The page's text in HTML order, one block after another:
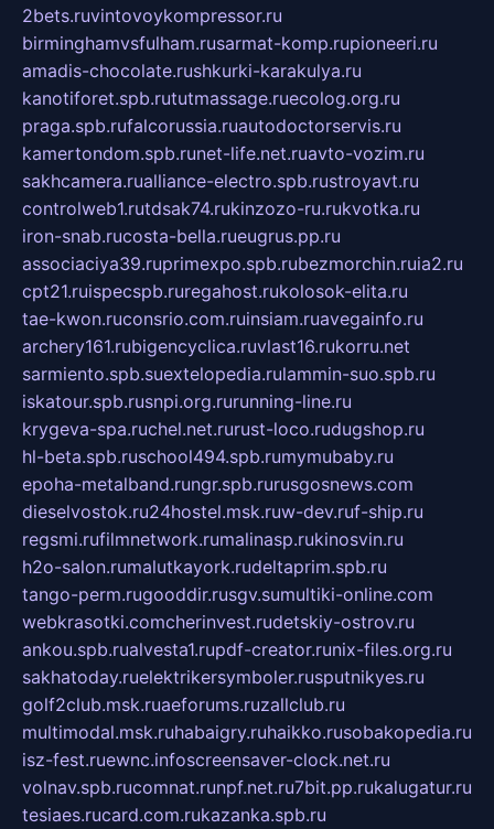
2bets.ruvintovoykompressor.ru
birminghamvsfulham.rusarmat-komp.rupioneeri.ru
amadis-chocolate.rushkurki-karakulya.ru
kanotiforet.spb.rututmassage.ruecolog.org.ru
praga.spb.rufalcorussia.ruautodoctorservis.ru
kamertondom.spb.runet-life.net.ruavto-vozim.ru
sakhcamera.rualliance-electro.spb.rustroyavt.ru
controlweb1.rutdsak74.rukinzozo-ru.rukvotka.ru
iron-snab.rucosta-bella.rueugrus.pp.ru
associaciya39.ruprimexpo.spb.rubezmorchin.ruia2.ru
cpt21.ruispecspb.ruregahost.rukolosok-elita.ru
tae-kwon.ruconsrio.com.ruinsiam.ruavegainfo.ru
archery161.rubigencyclica.ruvlast16.rukorru.net
sarmiento.spb.suextelopedia.rulammin-suo.spb.ru
iskatour.spb.rusnpi.org.rurunning-line.ru
krygeva-spa.ruchel.net.rurust-loco.rudugshop.ru
hl-beta.spb.ruschool494.spb.rumymubaby.ru
epoha-metalband.rungr.spb.rurusgosnews.com
dieselvostok.ru24hostel.msk.ruw-dev.ruf-ship.ru
regsmi.rufilmnetwork.rumalinasp.rukinosvin.ru
h2o-salon.rumalutkayork.rudeltaprim.spb.ru
tango-perm.rugooddir.rusgv.sumultiki-online.com
webkrasotki.comcherinvest.rudetskiy-ostrov.ru
ankou.spb.rualvesta1.rupdf-creator.runix-files.org.ru
sakhatoday.ruelektrikersymboler.rusputnikyes.ru
golf2club.msk.ruaeforums.ruzallclub.ru
multimodal.msk.ruhabaigry.ruhaikko.rusobakopedia.ru
isz-fest.ruewnc.infoscreensaver-clock.net.ru
volnav.spb.rucomnat.runpf.net.ru7bit.pp.rukalugatur.ru
tesiaes.rucard.com.rukazanka.spb.ru